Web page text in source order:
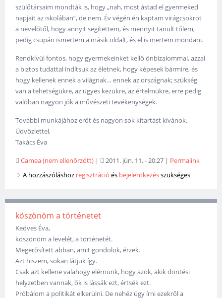
szülőtársaim mondták is, hogy „nah, most ástad el gyermeked
napjait az iskolában”, de nem. Év végén én kaptam virágcsokrot
a nevelőtől, hogy annyit segítettem, és mennyit tanult tőlem,
pedig csupán ismertem a másik oldalt, és el is mertem mondani.
Rendkívül fontos, hogy gyermekeinket kellő önbizalommal, azzal
a biztos tudattal indítsuk az életnek, hogy képesek bármire, és
hogy kellenek ennek a világnak… ennek az országnak; szükség
van a tehetségükre, az ügyes kezükre, az értelmükre, erre pedig
valóban nagyon jók a művészeti tevékenységek.
További munkájához erőt és nagyon sok kitartást kívánok.
Üdvözlettel,
Takács Éva
Camea (nem ellenőrzött) | 2011. jún. 11. - 20:27 | Permalink
A hozzászóláshoz regisztráció és bejelentkezésszükséges
köszönöm a történetet
Kedves Éva,
köszönöm a levelét, a történetét.
Megerősített abban, amit gondolok, érzek.
Azt hiszem, sokan látjuk így.
Csak azt kellene valahogy elérnünk, hogy azok, akik döntési
helyzetben vannak, ők is lássák ezt, értsék ezt.
Próbálom a politikát elkerülni. De nehéz úgy írni ezekről a